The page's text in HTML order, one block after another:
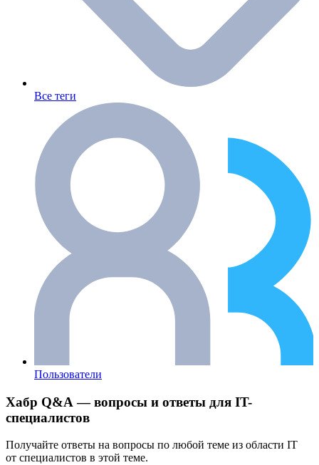
Все теги
Пользователи
Хабр Q&A — вопросы и ответы для IT-
специалистов
Получайте ответы на вопросы по любой теме из области IT
от специалистов в этой теме.